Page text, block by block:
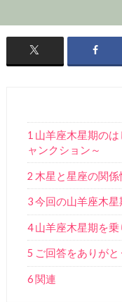
1 山羊座木星期の
ャンクション～
2 木星と星座の関係
3 今回の山羊座木星
4 山羊座木星期を
5 ご回答をありが
6 関連